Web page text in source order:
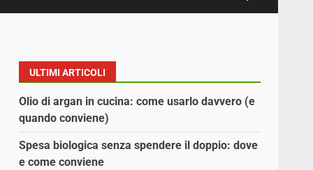
ULTIMI ARTICOLI
Olio di argan in cucina: come usarlo davvero (e
quando conviene)
Spesa biologica senza spendere il doppio: dove
e come conviene